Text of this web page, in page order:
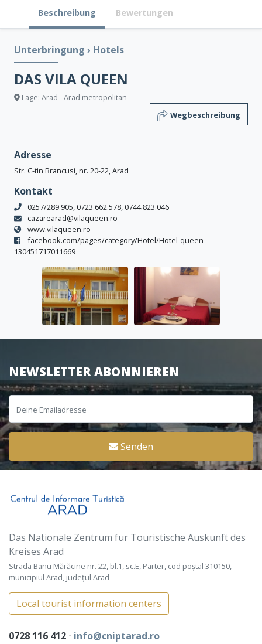
Beschreibung Bewertungen
Unterbringung › Hotels
DAS VILA QUEEN
Lage: Arad - Arad metropolitan
Wegbeschreibung
Adresse
Str. C-tin Brancusi, nr. 20-22, Arad
Kontakt
0257/289.905, 0723.662.578, 0744.823.046
cazarearad@vilaqueen.ro
www.vilaqueen.ro
facebook.com/pages/category/Hotel/Hotel-queen-
130451717011669
NEWSLETTER ABONNIEREN
Senden
Das Nationale Zentrum für Touristische Auskunft des
Kreises Arad
Strada Banu Mărăcine nr. 22, bl.1, sc.E, Parter, cod poștal 310150,
municipiul Arad, județul Arad
Local tourist information centers
0728 116 412 ⋅ info@cniptarad.ro